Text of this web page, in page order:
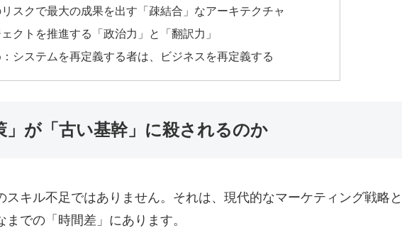
スクで最大の成果を出す「疎結合」なアーキテクチャ
クトを推進する「政治力」と「翻訳力」
：システムを再定義する者は、ビジネスを再定義する
が「古い基幹」に殺されるのか
キル不足ではありません。それは、現代的なマーケティング戦略
での「時間差」にあります。